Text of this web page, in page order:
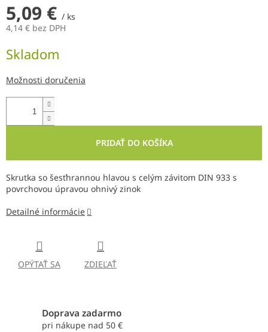
5,09 € / ks
4,14 € bez DPH
cena:
Skladom
Možnosti doručenia
PRIDAŤ DO KOŠÍKA
Skrutka so šesťhrannou hlavou s celým závitom DIN 933 s
povrchovou úpravou ohnivý zinok
Detailné informácie
OPÝTAŤ SA ZDIEĽAŤ
Doprava zadarmo
pri nákupe nad 50 €